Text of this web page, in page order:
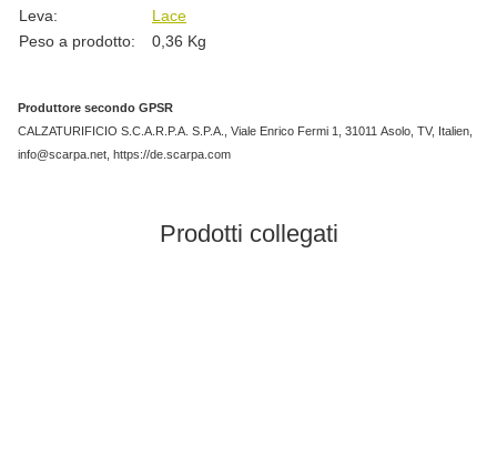
Leva:
Lace
Peso a prodotto:
0,36 Kg
Produttore secondo GPSR
CALZATURIFICIO S.C.A.R.P.A. S.P.A., Viale Enrico Fermi 1, 31011 Asolo, TV, Italien,
info@scarpa.net, https://de.scarpa.com
Prodotti collegati